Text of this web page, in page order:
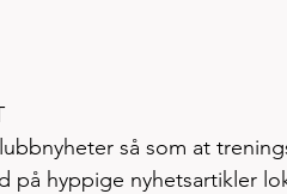
så som at
på hyppige nyhetsartikler